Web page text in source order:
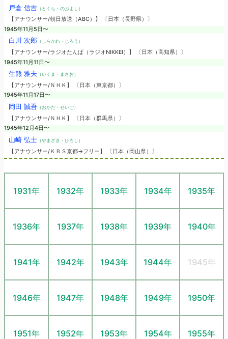
戸倉 信吉（とくら・のぶよし）
【アナウンサー/朝日放送（ABC）】 〔日本（長野県）〕
1945年11月5日〜
白川 次郎（しらかわ・じろう）
【アナウンサー/ラジオたんぱ（ラジオNIKKEI）】 〔日本（高知県）〕
1945年11月11日〜
生熊 雅夫 （いくま・まさお）
【アナウンサー/ＮＨＫ】 〔日本（東京都）〕
1945年11月17日〜
岡田 誠吾（おかだ・せいご）
【アナウンサー/ＮＨＫ】 〔日本（群馬県）〕
1945年12月4日〜
山崎 弘士（やまざき・ひろし）
【アナウンサー/ＫＢＳ京都→フリー】 〔日本（岡山県）〕
1931年 1932年 1933年 1934年 1935年
1936年 1937年 1938年 1939年 1940年
1941年 1942年 1943年 1944年 1945年
1946年 1947年 1948年 1949年 1950年
1951年 1952年 1953年 1954年 1955年